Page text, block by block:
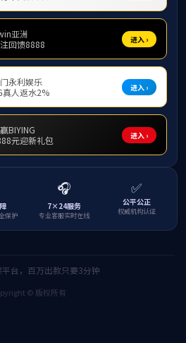
中心举办“教育研
2020年“民族教育